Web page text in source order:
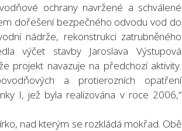
ochrany navržené a schválené
dořešení bezpečného odvodu vod do
nádrže, rekonstrukci zatrubněného
výčet stavby Jaroslava Výstupová
projekt navazuje na předchozí aktivity.
a protierozních opatření
I, jež byla realizována v roce 2006,“
nad kterým se rozkládá mokřad. Obě